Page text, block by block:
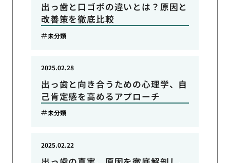
出っ歯と口ゴボの違いとは？原因と
改善策を徹底比較
未分類
出っ歯と向き合うための心理学、自
己肯定感を高めるアプローチ
2025.02.28
未分類
2025.02.22